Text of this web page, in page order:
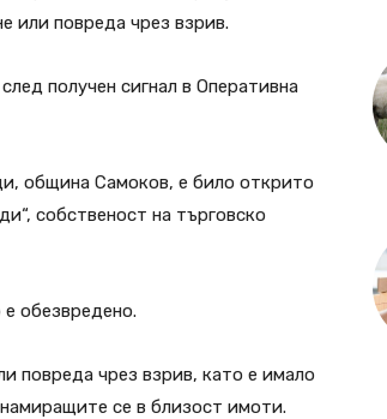
или повреда чрез взрив.
получен сигнал в Оперативна
община Самоков, е било открито
собственост на търговско
обезвредено.
повреда чрез взрив, като е имало
се в близост имоти.